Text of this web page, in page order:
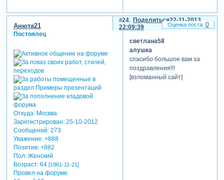
Поделиться
24
22-11-2013
22:09:39
Анюта21
Постоялец
Откуда:Москва
Зарегистрирован: 25-10-2012
Сообщений:273
Уважение: +888
Позитив: +882
Пол:Женский
Возраст:64 [1961-11-21]
Провел на форуме:
светлана58
алушка
спасибо большое вам за
поздравления!!!
[взломанный сайт]
0